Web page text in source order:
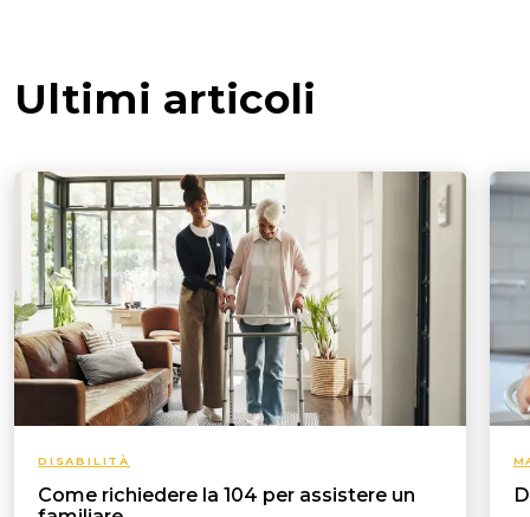
Ultimi articoli
DISABILITÀ
Come richiedere la 104 per assistere un